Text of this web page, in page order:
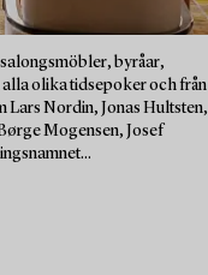
byråar,
olika tidsepoker och från
Lars Nordin, Jonas Hultsten,
Mogensen, Josef